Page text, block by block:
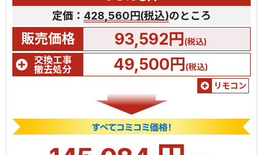
定価： 428,560円(税込)のところ
販売価格 93,592円(税込)
交換工事
撤去処分
49,500円(税込)
リモコン